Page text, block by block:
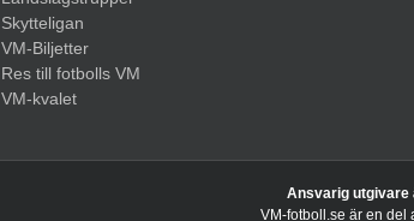
Skytteligan
VM-Biljetter
Res till fotbolls VM
VM-kvalet
Ansvarig utgivare
VM-fotboll.se är en del